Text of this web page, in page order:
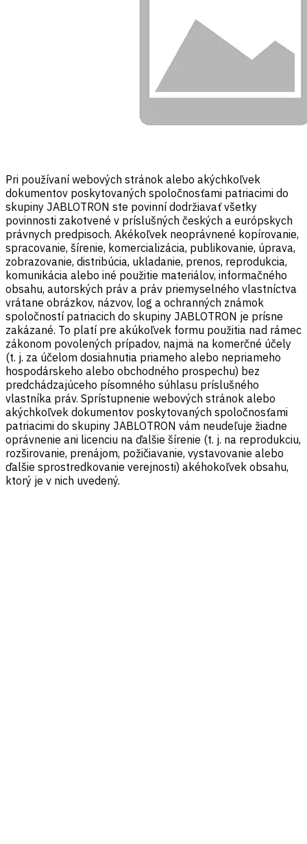
Pri používaní webových stránok alebo akýchkoľvek
dokumentov poskytovaných spoločnosťami patriacimi do
skupiny JABLOTRON ste povinní dodržiavať všetky
povinnosti zakotvené v príslušných českých a európskych
právnych predpisoch. Akékoľvek neoprávnené kopírovanie,
spracovanie, šírenie, komercializácia, publikovanie, úprava,
zobrazovanie, distribúcia, ukladanie, prenos, reprodukcia,
komunikácia alebo iné použitie materiálov, informačného
obsahu, autorských práv a práv priemyselného vlastníctva
vrátane obrázkov, názvov, log a ochranných známok
spoločností patriacich do skupiny JABLOTRON je prísne
zakázané. To platí pre akúkoľvek formu použitia nad rámec
zákonom povolených prípadov, najmä na komerčné účely
(t. j. za účelom dosiahnutia priameho alebo nepriameho
hospodárskeho alebo obchodného prospechu) bez
predchádzajúceho písomného súhlasu príslušného
vlastníka práv. Sprístupnenie webových stránok alebo
akýchkoľvek dokumentov poskytovaných spoločnosťami
patriacimi do skupiny JABLOTRON vám neudeľuje žiadne
oprávnenie ani licenciu na ďalšie šírenie (t. j. na reprodukciu,
rozširovanie, prenájom, požičiavanie, vystavovanie alebo
ďalšie sprostredkovanie verejnosti) akéhokoľvek obsahu,
ktorý je v nich uvedený.